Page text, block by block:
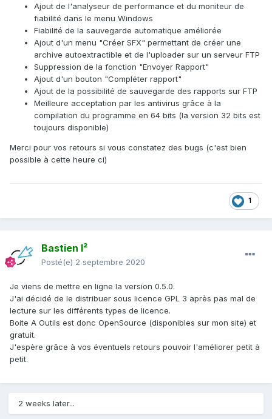
Ajout de l'analyseur de performance et du moniteur de
fiabilité dans le menu Windows
Fiabilité de la sauvegarde automatique améliorée
Ajout d'un menu "Créer SFX" permettant de créer une
archive autoextractible et de l'uploader sur un serveur FTP
Suppression de la fonction "Envoyer Rapport"
Ajout d'un bouton "Compléter rapport"
Ajout de la possibilité de sauvegarde des rapports sur FTP
Meilleure acceptation par les antivirus grâce à la
compilation du programme en 64 bits (la version 32 bits est
toujours disponible)
Merci pour vos retours si vous constatez des bugs (c'est bien
possible à cette heure ci)
1
Bastien I²
Posté(e) 2 septembre 2020
Je viens de mettre en ligne la version 0.5.0.
J'ai décidé de le distribuer sous licence GPL 3 après pas mal de
lecture sur les différents types de licence.
Boite A Outils est donc OpenSource (disponibles sur mon site) et
gratuit.
J'espère grâce à vos éventuels retours pouvoir l'améliorer petit à
petit.
2 weeks later...